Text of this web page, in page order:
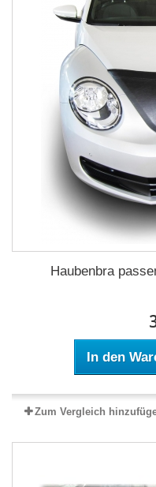
Haubenbra
In den
Zum Vergleich